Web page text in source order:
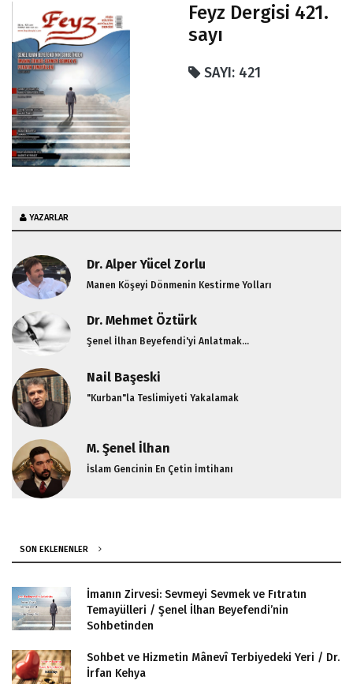
Feyz Dergisi 421.
sayı
SAYI: 421
YAZARLAR
Dr. Alper Yücel Zorlu
Manen Köşeyi Dönmenin Kestirme Yolları
Dr. Mehmet Öztürk
Şenel İlhan Beyefendi'yi Anlatmak...
Nail Başeski
"Kurban"la Teslimiyeti Yakalamak
M. Şenel İlhan
İslam Gencinin En Çetin İmtihanı
SON EKLENENLER
İmanın Zirvesi: Sevmeyi Sevmek ve Fıtratın
Temayülleri / Şenel İlhan Beyefendi’nin
Sohbetinden
Sohbet ve Hizmetin Mânevî Terbiyedeki Yeri / Dr.
İrfan Kehya